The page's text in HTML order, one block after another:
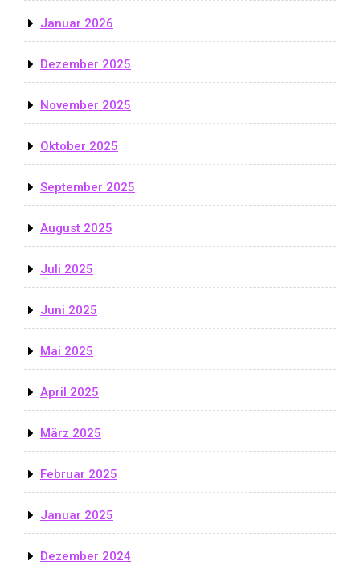
Januar 2026
Dezember 2025
November 2025
Oktober 2025
September 2025
August 2025
Juli 2025
Juni 2025
Mai 2025
April 2025
März 2025
Februar 2025
Januar 2025
Dezember 2024